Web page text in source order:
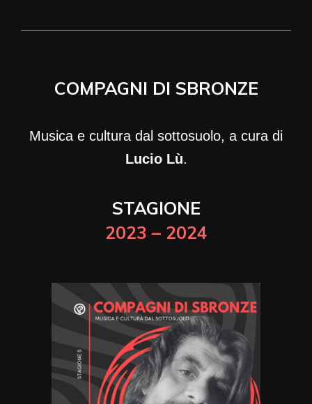
COMPAGNI DI SBRONZE
Musica e cultura dal sottosuolo, a cura di
Lucio Lù.
STAGIONE
2023 – 2024